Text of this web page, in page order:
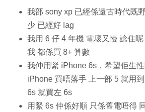
我部 sony xp 已經係遠古時代既
少 已經好 lag
我用 6 仔 4 年機 電壞又慢 諗住
我 都係買 8+ 算數
我仲用緊 iPhone 6s，希望佢生
iPhone 買唔落手 上一部 5 就用
6s 就買左 6s
用緊 6s 仲係好順 只係舊電唔得